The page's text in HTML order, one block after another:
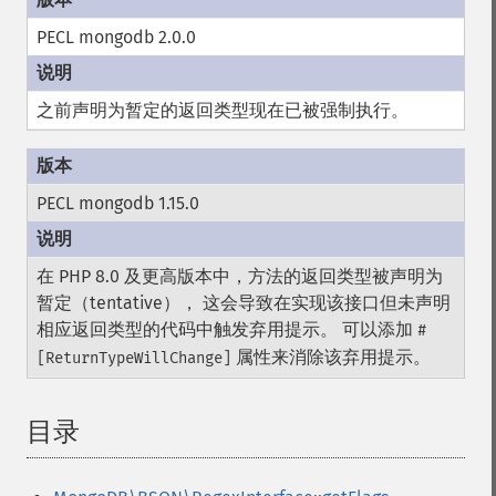
PECL mongodb 2.0.0
之前声明为暂定的返回类型现在已被强制执行。
PECL mongodb 1.15.0
在 PHP 8.0 及更高版本中，方法的返回类型被声明为
暂定（tentative）， 这会导致在实现该接口但未声明
相应返回类型的代码中触发弃用提示。 可以添加 #
[ReturnTypeWillChange]
属性来消除该弃用提示。
目录